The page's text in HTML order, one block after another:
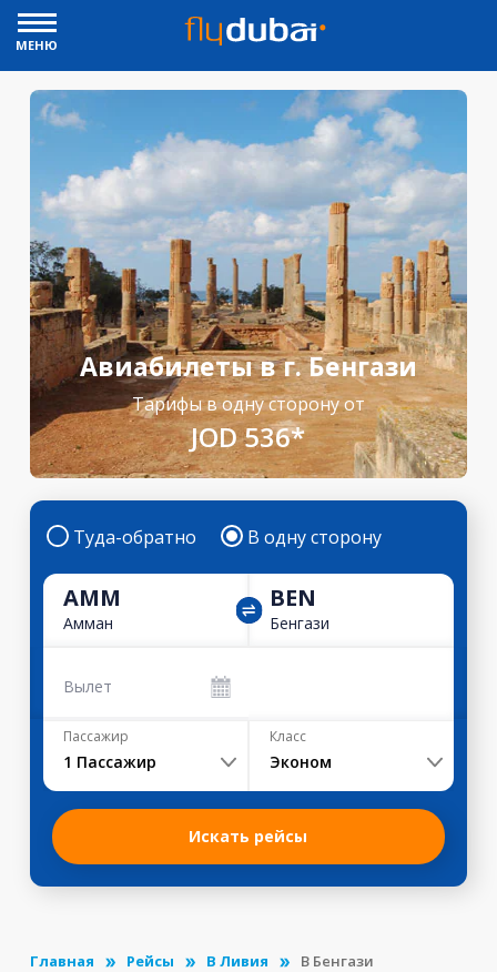
МЕНЮ
Авиабилеты в г. Бенгази
Тарифы в одну сторону от
JOD 536*
Туда-обратно В одну сторону
AMM
Амман
BEN
Бенгази
Вылет
Пассажир
1 Пассажир
Класс
Эконом
Искать рейсы
Главная Рейсы В Ливия В Бенгази